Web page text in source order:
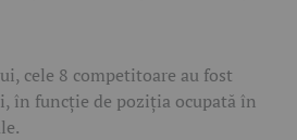
cele 8 competitoare au fost
în funcţie de poziţia ocupată în